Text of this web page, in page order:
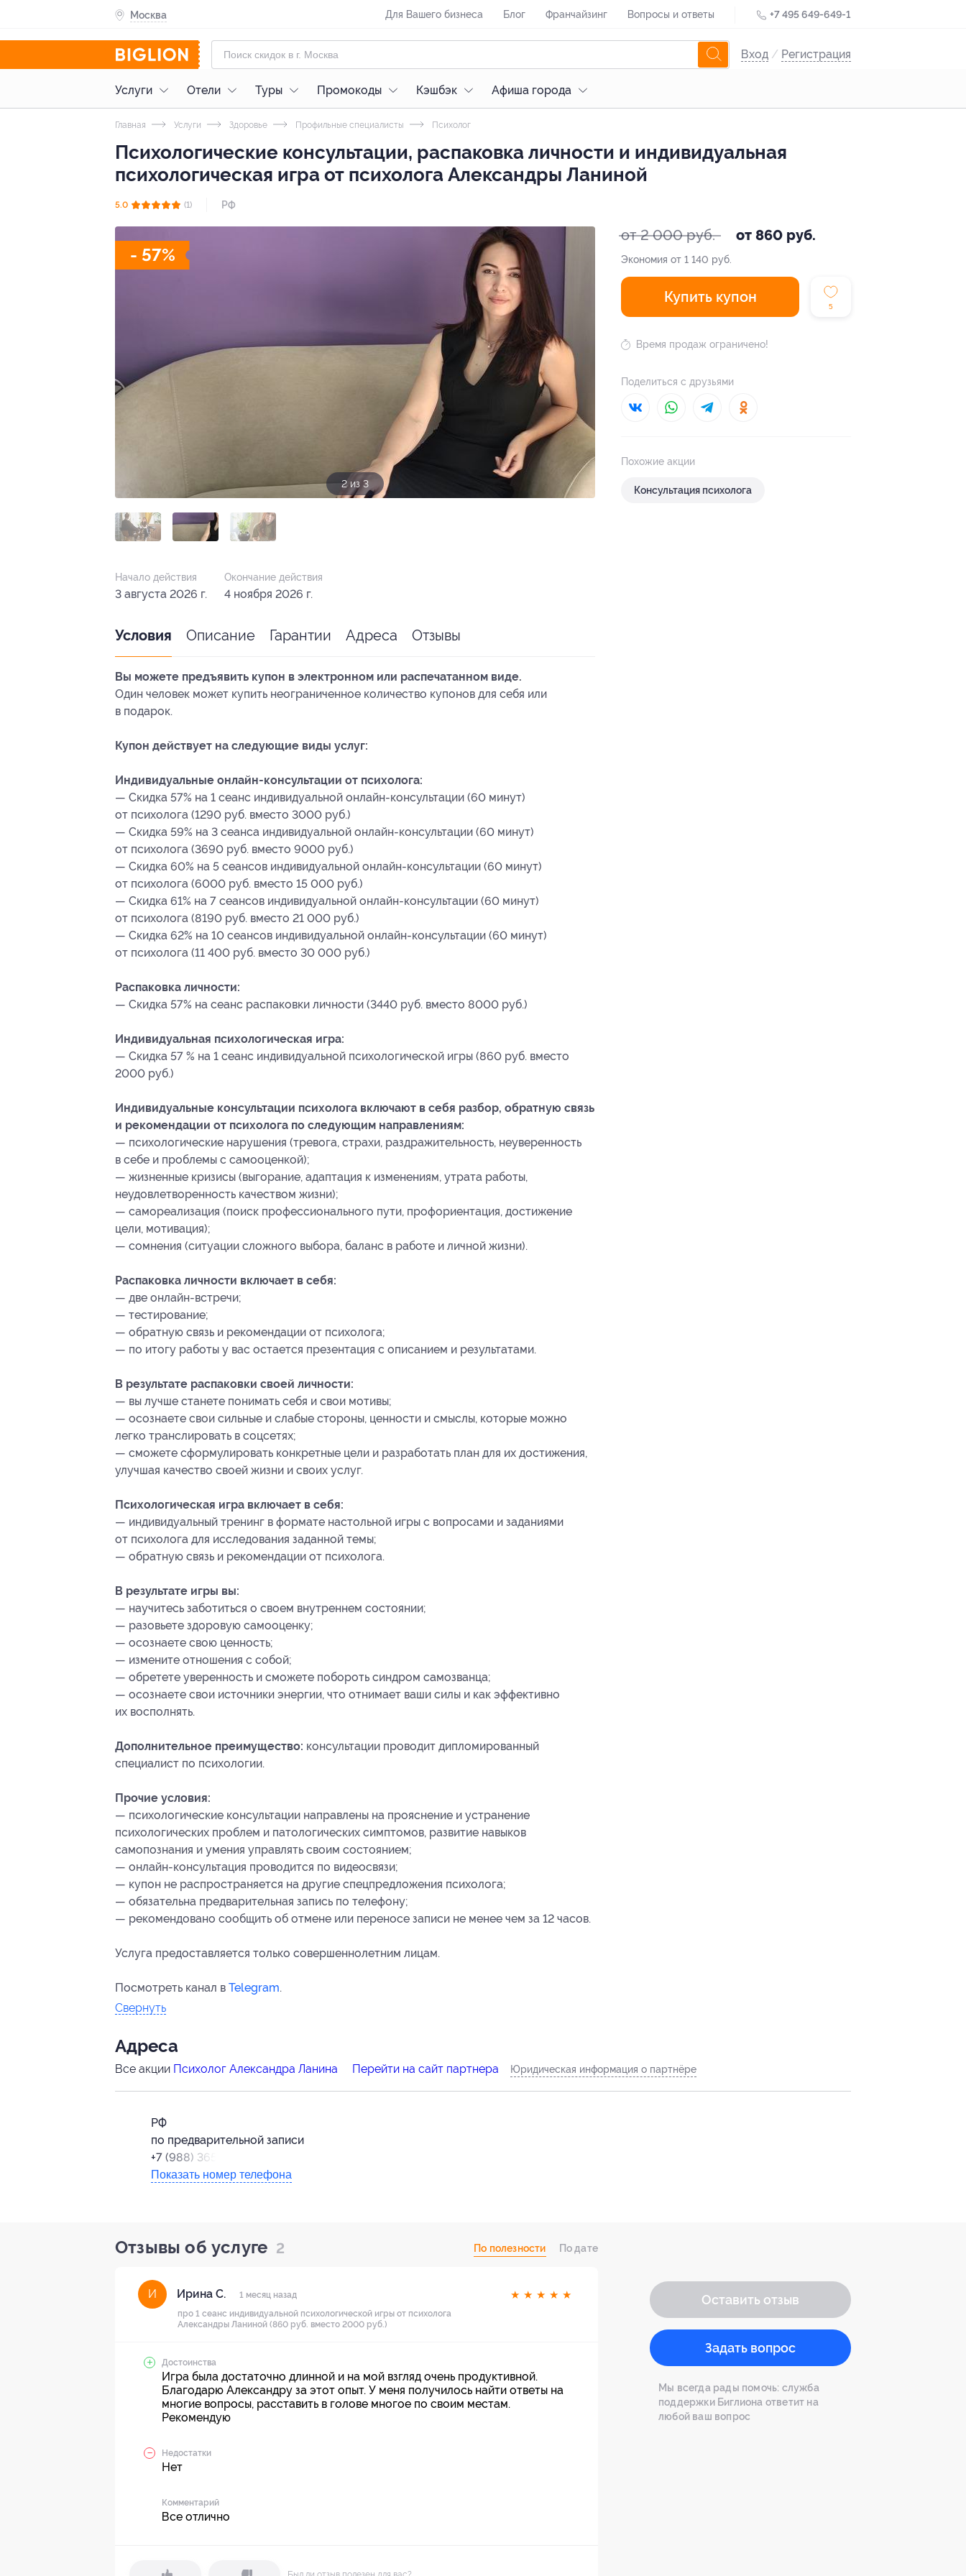
Москва Для Вашего бизнеса Блог Франчайзинг Вопросы и ответы +7 495 649-649-1
Вход / Регистрация
Услуги Отели Туры Промокоды Кэшбэк Афиша города
Главная Услуги Здоровье Профильные специалисты Психолог
Психологические консультации, распаковка личности и индивидуальная
психологическая игра от психолога Александры Ланиной
5.0 (1) РФ
- 57%
3 из 3
от 2 000 руб. от 860 руб.
Экономия от 1 140 руб.
Купить купон
5
Время продаж ограничено!
Поделиться с друзьями
Похожие акции
Консультация психолога
Начало действия
3 августа 2026 г.
Окончание действия
4 ноября 2026 г.
Условия Описание Гарантии Адреса Отзывы
Вы можете предъявить купон в электронном или распечатанном виде.
Один человек может купить неограниченное количество купонов для себя или
в подарок.
Купон действует на следующие виды услуг:
Индивидуальные онлайн-консультации от психолога:
— Скидка 57% на 1 сеанс индивидуальной онлайн-консультации (60 минут)
от психолога (1290 руб. вместо 3000 руб.)
— Скидка 59% на 3 сеанса индивидуальной онлайн-консультации (60 минут)
от психолога (3690 руб. вместо 9000 руб.)
— Скидка 60% на 5 сеансов индивидуальной онлайн-консультации (60 минут)
от психолога (6000 руб. вместо 15 000 руб.)
— Скидка 61% на 7 сеансов индивидуальной онлайн-консультации (60 минут)
от психолога (8190 руб. вместо 21 000 руб.)
— Скидка 62% на 10 сеансов индивидуальной онлайн-консультации (60 минут)
от психолога (11 400 руб. вместо 30 000 руб.)
Распаковка личности:
— Скидка 57% на сеанс распаковки личности (3440 руб. вместо 8000 руб.)
Индивидуальная психологическая игра:
— Скидка 57 % на 1 сеанс индивидуальной психологической игры (860 руб. вместо
2000 руб.)
Индивидуальные консультации психолога включают в себя разбор, обратную связь
и рекомендации от психолога по следующим направлениям:
— психологические нарушения (тревога, страхи, раздражительность, неуверенность
в себе и проблемы с самооценкой);
— жизненные кризисы (выгорание, адаптация к изменениям, утрата работы,
неудовлетворенность качеством жизни);
— самореализация (поиск профессионального пути, профориентация, достижение
цели, мотивация);
— сомнения (ситуации сложного выбора, баланс в работе и личной жизни).
Распаковка личности включает в себя:
— две онлайн-встречи;
— тестирование;
— обратную связь и рекомендации от психолога;
— по итогу работы у вас остается презентация с описанием и результатами.
В результате распаковки своей личности:
— вы лучше станете понимать себя и свои мотивы;
— осознаете свои сильные и слабые стороны, ценности и смыслы, которые можно
легко транслировать в соцсетях;
— сможете сформулировать конкретные цели и разработать план для их достижения,
улучшая качество своей жизни и своих услуг.
Психологическая игра включает в себя:
— индивидуальный тренинг в формате настольной игры с вопросами и заданиями
от психолога для исследования заданной темы;
— обратную связь и рекомендации от психолога.
В результате игры вы:
— научитесь заботиться о своем внутреннем состоянии;
— разовьете здоровую самооценку;
— осознаете свою ценность;
— измените отношения с собой;
— обретете уверенность и сможете побороть синдром самозванца;
— осознаете свои источники энергии, что отнимает ваши силы и как эффективно
их восполнять.
Дополнительное преимущество: консультации проводит дипломированный
специалист по психологии.
Прочие условия:
— психологические консультации направлены на прояснение и устранение
психологических проблем и патологических симптомов, развитие навыков
самопознания и умения управлять своим состоянием;
— онлайн-консультация проводится по видеосвязи;
— купон не распространяется на другие спецпредложения психолога;
— обязательна предварительная запись по телефону;
— рекомендовано сообщить об отмене или переносе записи не менее чем за 12 часов.
Услуга предоставляется только совершеннолетним лицам.
Посмотреть канал в Telegram.
Свернуть
Адресa
Все акции Психолог Александра Ланина Перейти на сайт партнера Юридическая информация о партнёре
РФ
по предварительной записи
+7 (988) 365-11-65
Показать номер телефона
Отзывы об услуге 2 По полезности По дате
И Ирина С. 1 месяц назад ★ ★ ★ ★ ★
про 1 сеанс индивидуальной психологической игры от психолога
Александры Ланиной (860 руб. вместо 2000 руб.)
Достоинства
Игра была достаточно длинной и на мой взгляд очень продуктивной.
Благодарю Александру за этот опыт. У меня получилось найти ответы на
многие вопросы, расставить в голове многое по своим местам.
Рекомендую
Недостатки
Нет
Комментарий
Все отлично
Оставить отзыв
Задать вопрос
Мы всегда рады помочь: служба
поддержки Биглиона ответит на
любой ваш вопрос